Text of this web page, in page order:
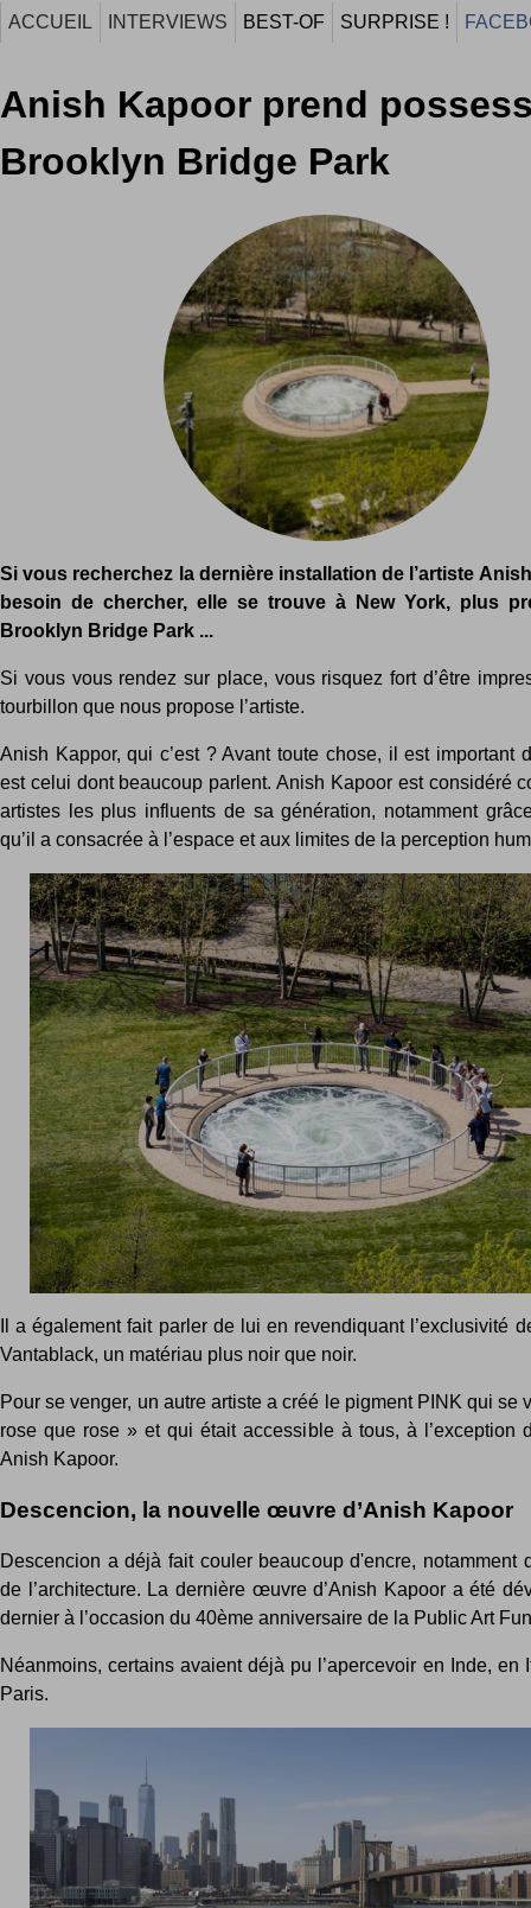
ACCUEIL INTERVIEWS BEST-OF SURPRISE !
Anish Kapoor prend
Brooklyn Bridge Park
Si vous recherchez la dernière installation de l’artiste
besoin de chercher, elle se trouve à New York, plus
Brooklyn Bridge Park ...
Si vous vous rendez sur place, vous risquez fort d’être
tourbillon que nous propose l’artiste.
Anish Kappor, qui c’est ? Avant toute chose, il est important
est celui dont beaucoup parlent. Anish Kapoor est considéré
artistes les plus influents de sa génération, notamment
qu’il a consacrée à l’espace et aux limites de la perception
Il a également fait parler de lui en revendiquant l’exclusivité
Vantablack, un matériau plus noir que noir.
Pour se venger, un autre artiste a créé le pigment PINK qui se
rose que rose » et qui était accessible à tous, à l’exception
Anish Kapoor.
Descencion, la nouvelle œuvre d’Anish Kapoor
Descencion a déjà fait couler beaucoup d'encre, notamment
de l’architecture. La dernière œuvre d’Anish Kapoor a été
dernier à l’occasion du 40ème anniversaire de la Public Art
Néanmoins, certains avaient déjà pu l’apercevoir en Inde, en
Paris.